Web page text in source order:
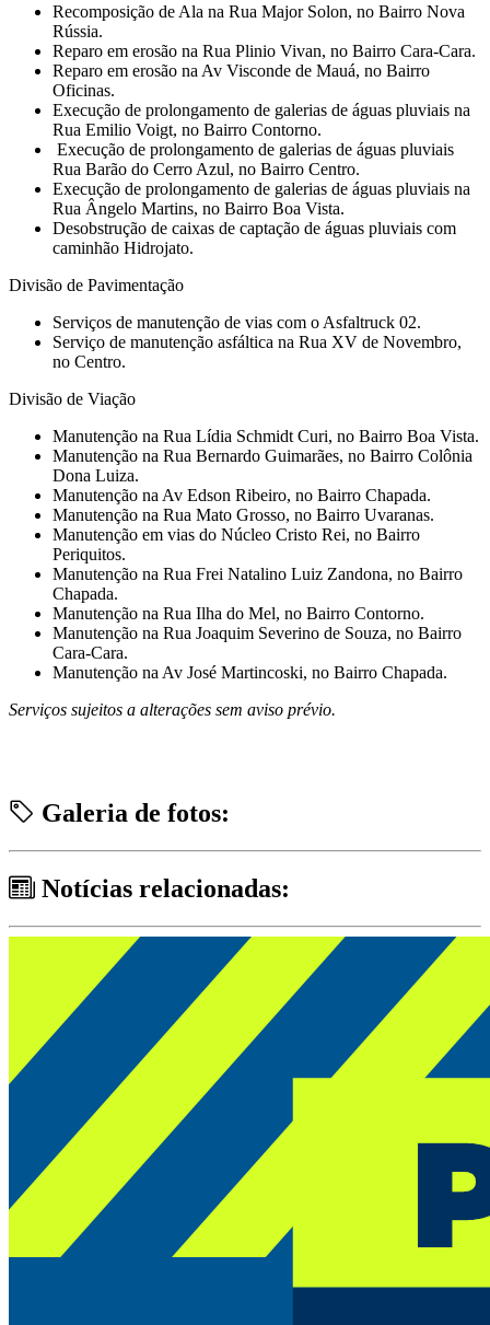
⁠Recomposição de Ala na Rua Major Solon, no Bairro Nova
Rússia.
Reparo em erosão na Rua Plinio Vivan, no Bairro Cara-Cara.
Reparo em erosão na Av Visconde de Mauá, no Bairro
Oficinas.
Execução de prolongamento de galerias de águas pluviais na
Rua Emilio Voigt, no Bairro Contorno.
⁠ Execução de prolongamento de galerias de águas pluviais
Rua Barão do Cerro Azul, no Bairro Centro.
⁠Execução de prolongamento de galerias de águas pluviais na
Rua Ângelo Martins, no Bairro Boa Vista.
Desobstrução de caixas de captação de águas pluviais com
caminhão Hidrojato.
Divisão de Pavimentação
Serviços de manutenção de vias com o Asfaltruck 02.
Serviço de manutenção asfáltica na Rua XV de Novembro,
no Centro.
Divisão de Viação
Manutenção na Rua Lídia Schmidt Curi, no Bairro Boa Vista.
Manutenção na Rua Bernardo Guimarães, no Bairro Colônia
Dona Luiza.
Manutenção na Av Edson Ribeiro, no Bairro Chapada.
Manutenção na Rua Mato Grosso, no Bairro Uvaranas.
Manutenção em vias do Núcleo Cristo Rei, no Bairro
Periquitos.
Manutenção na Rua Frei Natalino Luiz Zandona, no Bairro
Chapada.
Manutenção na Rua Ilha do Mel, no Bairro Contorno.
Manutenção na Rua Joaquim Severino de Souza, no Bairro
Cara-Cara.
Manutenção na Av José Martincoski, no Bairro Chapada.
Serviços sujeitos a alterações sem aviso prévio.
Galeria de fotos:
Notícias relacionadas: